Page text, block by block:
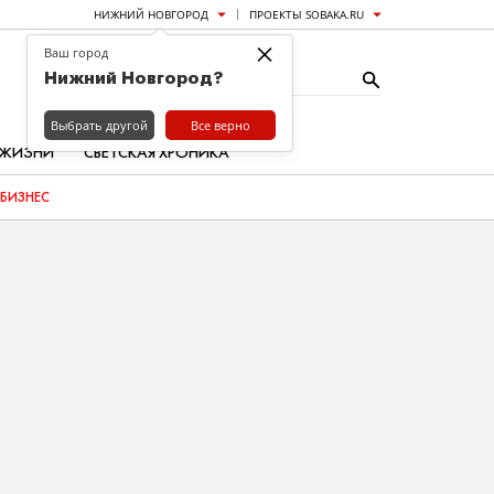
НИЖНИЙ НОВГОРОД ПРОЕКТЫ SOBAKA.RU
СВЕТСКАЯ ХРОНИКА
БИЗНЕС
×
Ваш город
Нижний Новгород?
Выбрать другой Все верно